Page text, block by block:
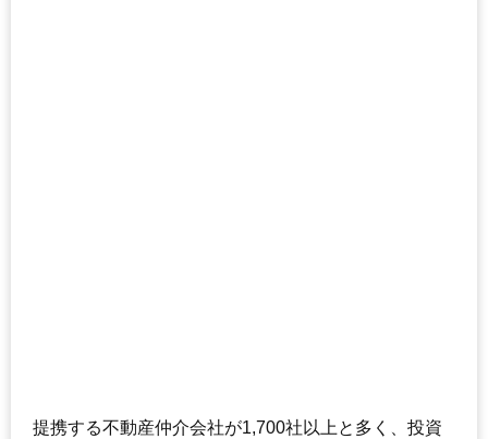
提携する不動産仲介会社が1,700社以上と多く、投資